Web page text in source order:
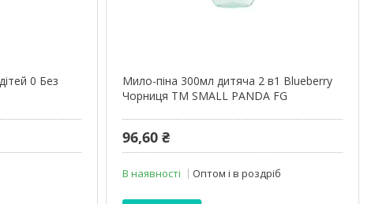
0 Без
Мило-піна 300мл дитяча 2 в1 Blueberry
Чорниця ТМ SMALL PANDA FG
96,60 ₴
В наявності Оптом і в роздріб